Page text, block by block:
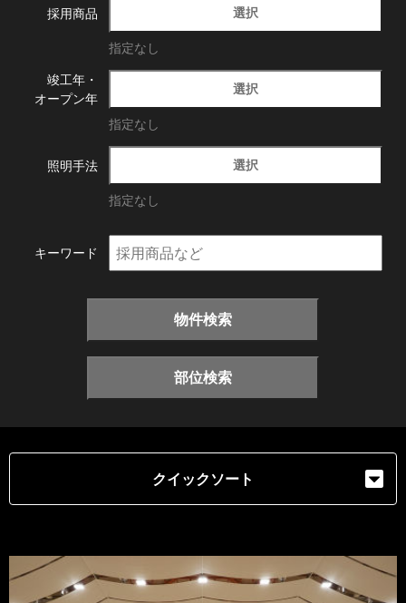
採用商品 選択
指定なし
竣工年・
オープン年
選択
指定なし
照明手法 選択
指定なし
キーワード
物件検索
部位検索
クイックソート